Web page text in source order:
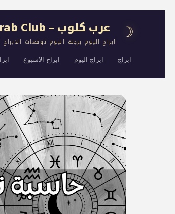
☽ عرب كلوب – Arab Club
ابراج اليوم برجك اليوم توقعات الابراج
ابراج ابراج اليوم ابراج الاسبوع